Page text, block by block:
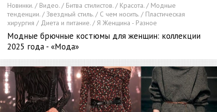
Новинки. / Видео. / Битва стилистов. / Красота. / Модные
тенденции. / Звездный стиль. / С чем носить. / Пластическая
хирургия / Диета и питание. / Я Женщина - Разное
Модные брючные костюмы для женщин: коллекции
2025 года - «Мода»